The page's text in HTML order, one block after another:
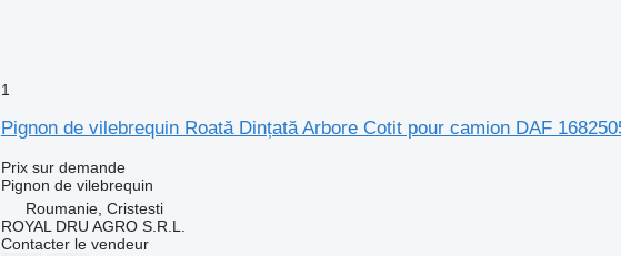
1
Pignon de vilebrequin Roată Dințată Arbore Cotit pour camion DAF
Prix sur demande
Pignon de vilebrequin
Roumanie, Cristesti
ROYAL DRU AGRO S.R.L.
Contacter le vendeur